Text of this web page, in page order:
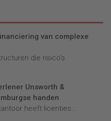
van complexe
die risico’s
Unsworth &
handen
heeft licenties...